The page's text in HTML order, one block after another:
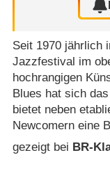
Seit 1970 jährlich
Jazzfestival im
hochrangigen
Blues hat sich
bietet neben
Newcomern eine
gezeigt bei BR-